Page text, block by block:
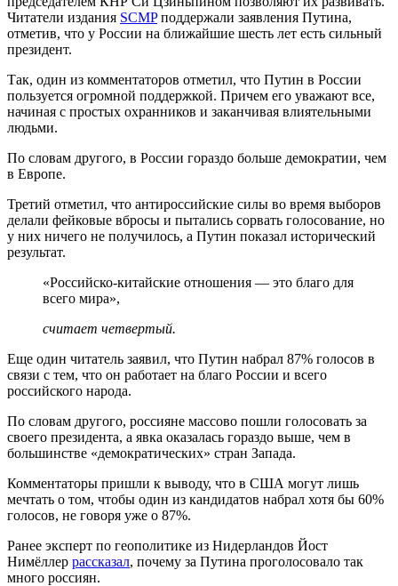
Читатели издания SCMPподдержали заявления Путина,
отметив, что у России на ближайшие шесть лет есть сильный
президент.
Так, один из комментаторов отметил, что Путин в России
пользуется огромной поддержкой. Причем его уважают все,
начиная с простых охранников и заканчивая влиятельными
людьми.
По словам другого, в России гораздо больше демократии, чем
в Европе.
Третий отметил, что антироссийские силы во время выборов
делали фейковые вбросы и пытались сорвать голосование, но
у них ничего не получилось, а Путин показал исторический
результат.
«Российско-китайские отношения — это благо для
всего мира»,
считает четвертый.
Еще один читатель заявил, что Путин набрал 87% голосов в
связи с тем, что он работает на благо России и всего
российского народа.
По словам другого, россияне массово пошли голосовать за
своего президента, а явка оказалась гораздо выше, чем в
большинстве «демократических» стран Запада.
Комментаторы пришли к выводу, что в США могут лишь
мечтать о том, чтобы один из кандидатов набрал хотя бы 60%
голосов, не говоря уже о 87%.
Ранее эксперт по геополитике из Нидерландов Йост
Нимёллер рассказал, почему за Путина проголосовало так
много россиян.